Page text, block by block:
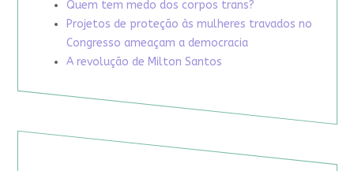
Quem tem medo dos corpos trans?
Projetos de proteção às mulheres travados no
Congresso ameaçam a democracia
A revolução de Milton Santos